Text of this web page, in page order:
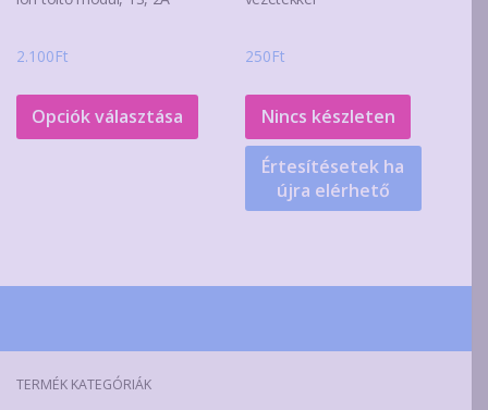
2.100Ft
Opciók választása
terméknek
250Ft
Nincs készleten
Értesítésetek ha
újra elérhető
TERMÉK KATEGÓRIÁK